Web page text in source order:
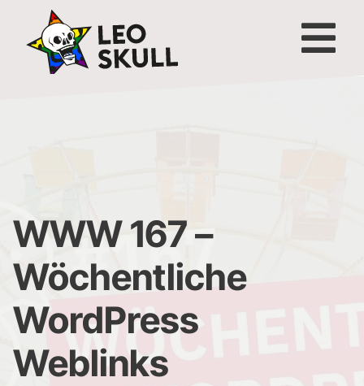
WWW 167 –
Wöchentliche
WordPress
Weblinks